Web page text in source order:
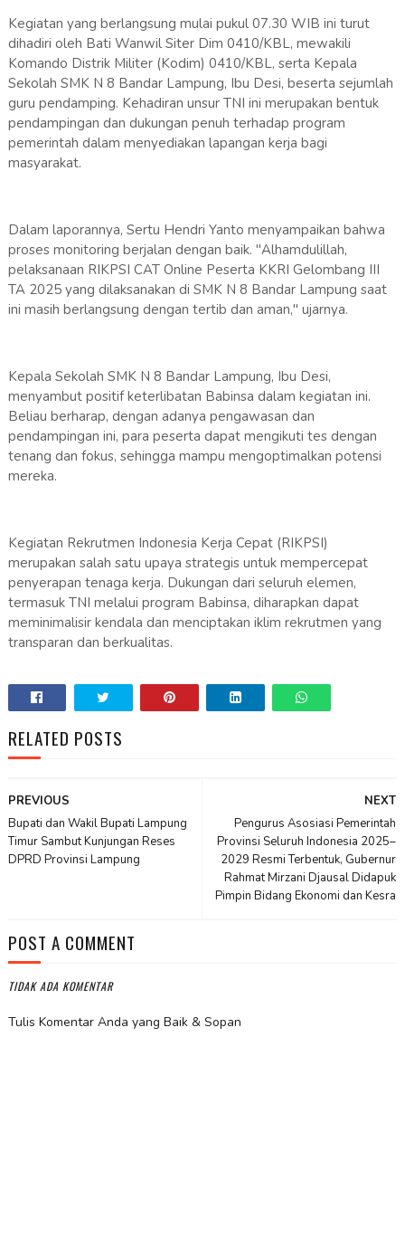
Kegiatan yang berlangsung mulai pukul 07.30 WIB ini turut
dihadiri oleh Bati Wanwil Siter Dim 0410/KBL, mewakili
Komando Distrik Militer (Kodim) 0410/KBL, serta Kepala
Sekolah SMK N 8 Bandar Lampung, Ibu Desi, beserta sejumlah
guru pendamping. Kehadiran unsur TNI ini merupakan bentuk
pendampingan dan dukungan penuh terhadap program
pemerintah dalam menyediakan lapangan kerja bagi
masyarakat.
Dalam laporannya, Sertu Hendri Yanto menyampaikan bahwa
proses monitoring berjalan dengan baik. "Alhamdulillah,
pelaksanaan RIKPSI CAT Online Peserta KKRI Gelombang III
TA 2025 yang dilaksanakan di SMK N 8 Bandar Lampung saat
ini masih berlangsung dengan tertib dan aman," ujarnya.
Kepala Sekolah SMK N 8 Bandar Lampung, Ibu Desi,
menyambut positif keterlibatan Babinsa dalam kegiatan ini.
Beliau berharap, dengan adanya pengawasan dan
pendampingan ini, para peserta dapat mengikuti tes dengan
tenang dan fokus, sehingga mampu mengoptimalkan potensi
mereka.
Kegiatan Rekrutmen Indonesia Kerja Cepat (RIKPSI)
merupakan salah satu upaya strategis untuk mempercepat
penyerapan tenaga kerja. Dukungan dari seluruh elemen,
termasuk TNI melalui program Babinsa, diharapkan dapat
meminimalisir kendala dan menciptakan iklim rekrutmen yang
transparan dan berkualitas.
RELATED POSTS
NEXT
Pengurus Asosiasi Pemerintah
Provinsi Seluruh Indonesia 2025–
2029 Resmi Terbentuk, Gubernur
Rahmat Mirzani Djausal Didapuk
Pimpin Bidang Ekonomi dan Kesra
PREVIOUS
Bupati dan Wakil Bupati Lampung
Timur Sambut Kunjungan Reses
DPRD Provinsi Lampung
POST A COMMENT
TIDAK ADA KOMENTAR
Tulis Komentar Anda yang Baik & Sopan